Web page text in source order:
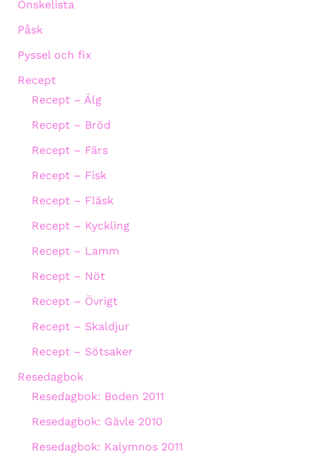
Önskelista
Påsk
Pyssel och fix
Recept
Recept – Älg
Recept – Bröd
Recept – Färs
Recept – Fisk
Recept – Fläsk
Recept – Kyckling
Recept – Lamm
Recept – Nöt
Recept – Övrigt
Recept – Skaldjur
Recept – Sötsaker
Resedagbok
Resedagbok: Boden 2011
Resedagbok: Gävle 2010
Resedagbok: Kalymnos 2011